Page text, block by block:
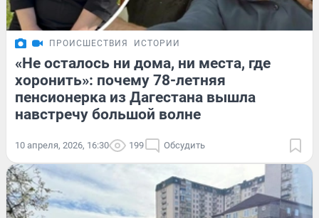
ПРОИСШЕСТВИЯ ИСТОРИИ
«Не осталось ни дома, ни места, где
хоронить»: почему 78-летняя
пенсионерка из Дагестана вышла
навстречу большой волне
10 апреля, 2026, 16:30 199 Обсудить